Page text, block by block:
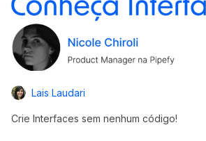
Lais Laudari
Crie Interfaces sem nenhum código!